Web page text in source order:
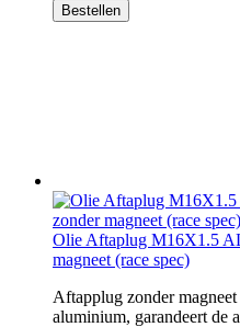
Bestellen
Olie Aftaplug M16X1.5
magneet (race spec)
Aftapplug zonder
aluminium, garandeert de